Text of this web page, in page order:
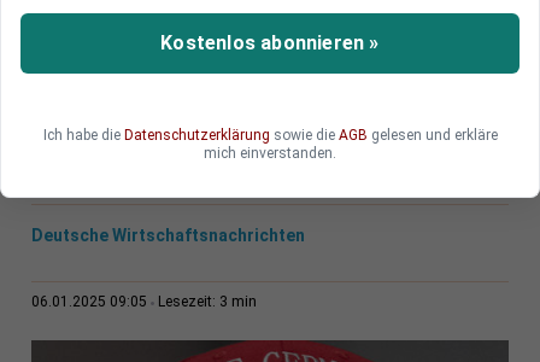
Bisher war alles nur Vorgeplänkel. Nach der
Weihnachtspause geht der erste
Winterwahlkampf seit fast 40 Jahren nun aber
Anfang.
Deutsche Wirtschaftsnachrichten
06.01.2025 09:05 Lesezeit: 3 min
Kostenlos abonnieren »
Ich habe die Datenschutzerklärung sowie die AGB gelesen und erkläre
mich einverstanden.